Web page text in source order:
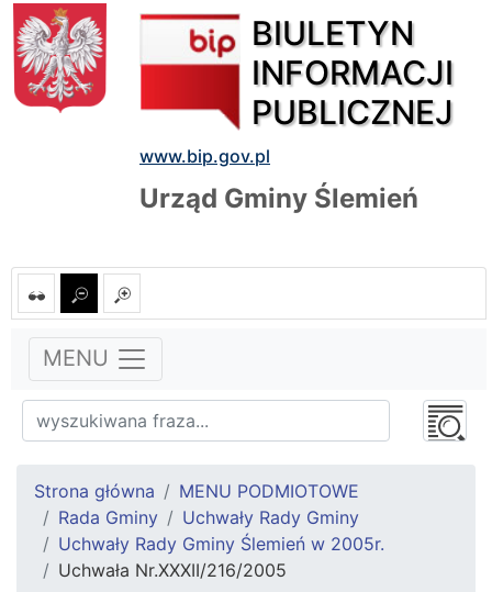
BIULETYN
INFORMACJI
PUBLICZNEJ
www.bip.gov.pl
Urząd Gminy Ślemień
MENU
Strona główna
MENU PODMIOTOWE
Rada Gminy
Uchwały Rady Gminy
Uchwały Rady Gminy Ślemień w 2005r.
Uchwała Nr.XXXII/216/2005